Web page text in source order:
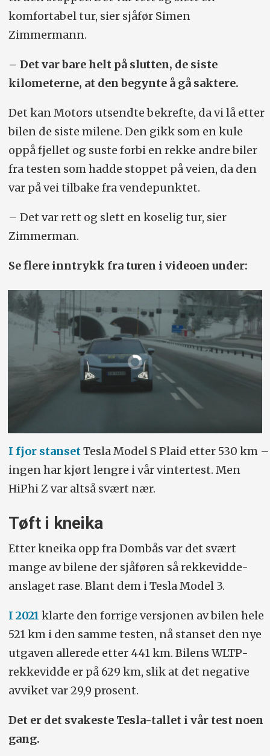
komfortabel tur, sier sjåfør Simen
Zimmermann.
– Det var bare helt på slutten, de siste
kilometerne, at den begynte å gå saktere.
Det kan Motors utsendte bekrefte, da vi lå etter
bilen de siste milene. Den gikk som en kule
oppå fjellet og suste forbi en rekke andre biler
fra testen som hadde stoppet på veien, da den
var på vei tilbake fra vendepunktet.
– Det var rett og slett en koselig tur, sier
Zimmerman.
Se flere inntrykk fra turen i videoen under:
I fjor stansetTesla Model S Plaid etter 530 km –
ingen har kjørt lengre i vår vintertest. Men
HiPhi Z var altså svært nær.
Tøft i kneika
Etter kneika opp fra Dombås var det svært
mange av bilene der sjåføren så rekkevidde-
anslaget rase. Blant dem i Tesla Model 3.
I 2021 klarte den forrige versjonen av bilen hele
521 km i den samme testen, nå stanset den nye
utgaven allerede etter 441 km. Bilens WLTP-
rekkevidde er på 629 km, slik at det negative
avviket var 29,9 prosent.
Det er det svakeste Tesla-tallet i vår test noen
gang.